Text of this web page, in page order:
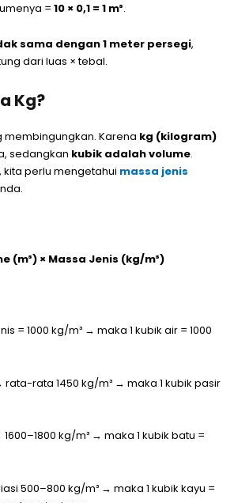
= 10 × 0,1 = 1 m³.
sama dengan 1 meter persegi,
dari luas × tebal.
Kg?
membingungkan. Karena kg (kilogram)
sedangkan kubik adalah volume.
kita perlu mengetahui massa jenis
(m³) × Massa Jenis (kg/m³)
= 1000 kg/m³ → maka 1 kubik air = 1000
rata-rata 1450 kg/m³ → maka 1 kubik pasir
1600–1800 kg/m³ → maka 1 kubik batu =
500–800 kg/m³ → maka 1 kubik kayu =